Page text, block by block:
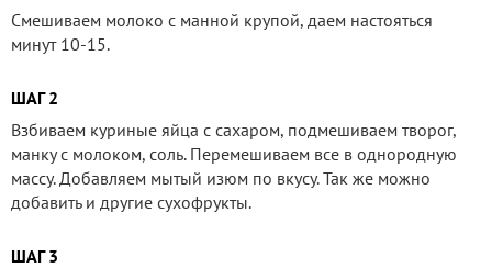
Смешиваем молоко с манной крупой, даем настояться
минут 10-15.
ШАГ 2
Взбиваем куриные яйца с сахаром, подмешиваем творог,
манку с молоком, соль. Перемешиваем все в однородную
массу. Добавляем мытый изюм по вкусу. Так же можно
добавить и другие сухофрукты.
ШАГ 3